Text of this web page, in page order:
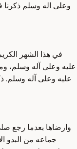
وعلى اله وسلم
في هذا الشهر
عليه وعلى آله وسلم،
عليه وعلى آله وسلم.
وارضاها بعدما رجع
جماعه من البدو